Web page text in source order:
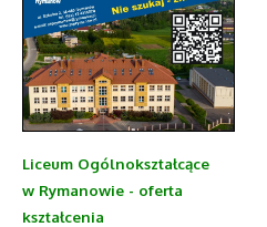
Liceum Ogólnokształcące
w Rymanowie - oferta
kształcenia